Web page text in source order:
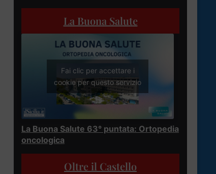
La Buona Salute
Fai clic per accettare i
cookie per questo servizio
La Buona Salute 63° puntata: Ortopedia
oncologica
Oltre il Castello